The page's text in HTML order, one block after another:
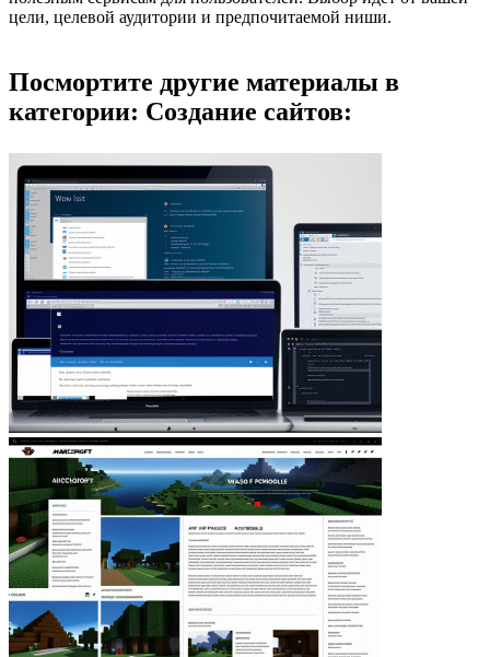
цели, целевой аудитории и предпочитаемой ниши.
Посмортите другие материалы в
категории: Создание сайтов: